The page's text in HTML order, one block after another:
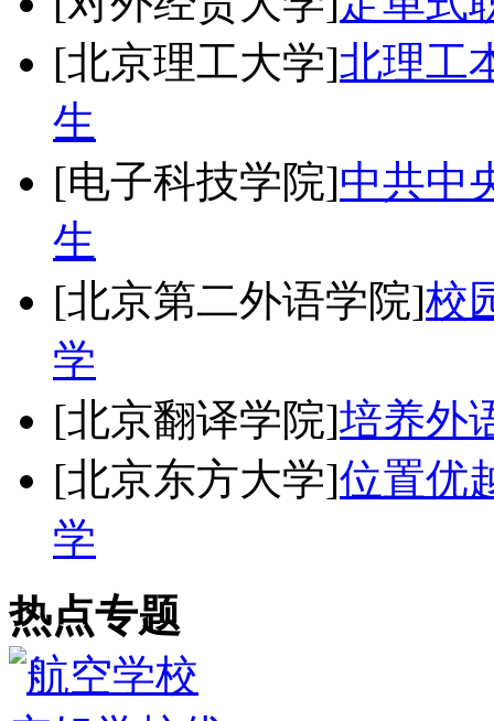
[北京理工大学]北理工
生
[电子科技学院]中共中
生
[北京第二外语学院]校
学
[北京翻译学院]培养外
[北京东方大学]位置优
学
热点专题